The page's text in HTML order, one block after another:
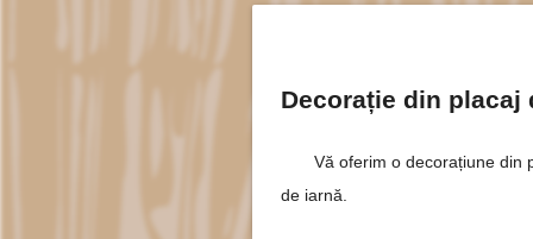
Decorație din placaj
Vă oferim o decorațiune din
de iarnă.